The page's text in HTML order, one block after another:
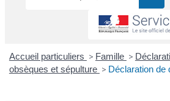
Accueil particuliers > Famille >
obsèques et sépulture > Déclaration de